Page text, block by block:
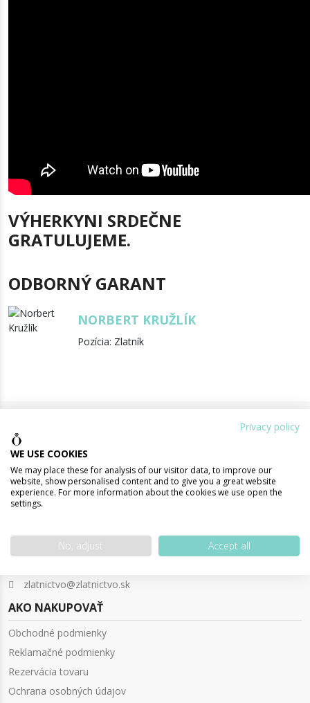
VÝHERKYNI SRDEČNE
GRATULUJEME.
ODBORNÝ GARANT
NORBERT KRUŽLÍK
Pozícia: Zlatník
Patríme medzi najstaršie zlatníctvo,
ktoré sa začalo zaoberať internetovým
iyisi s. r. o. , Hlavná 15, 927 01 Šala
zlatnictvo@zlatnictvo.sk
AKO NAKUPOVAŤ
Obchodné podmienky
Reklamačné podmienky
Rezervácia tovaru
Ochrana osobných údajov
Privacy policy
WE USE COOKIES
We may place these for analysis of our visitor data, to improve our
website, show personalised content and to give you a great website
experience. For more information about the cookies we use open the
settings.
No, adjust Accept all